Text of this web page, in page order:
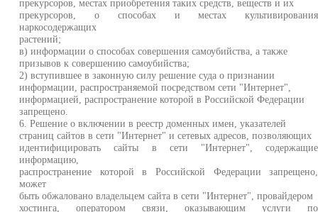
прекурсоров, местах приобретения таких средств, веществ и их
прекурсоров, о способах и местах культивирования
наркосодержащих
растений;
в) информации о способах совершения самоубийства, а также
призывов к совершению самоубийства;
2) вступившее в законную силу решение суда о признании
информации, распространяемой посредством сети "Интернет",
информацией, распространение которой в Российской Федерации
запрещено.
6. Решение о включении в реестр доменных имен, указателей
страниц сайтов в сети "Интернет" и сетевых адресов, позволяющих
идентифицировать сайты в сети "Интернет", содержащие
информацию,
распространение которой в Российской Федерации запрещено,
может
быть обжаловано владельцем сайта в сети "Интернет", провайдером
хостинга, оператором связи, оказывающим услуги по